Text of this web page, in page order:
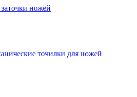
ножей
точилки для ножей